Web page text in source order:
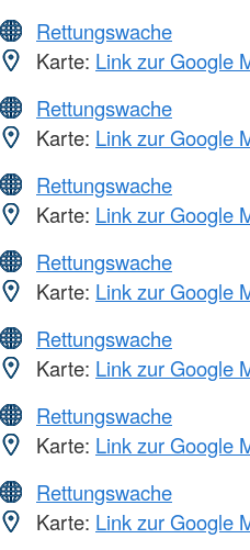
Rettungswache
Karte: Link zur Google
Rettungswache
Karte: Link zur Google
Rettungswache
Karte: Link zur Google
Rettungswache
Karte: Link zur Google
Rettungswache
Karte: Link zur Google
Rettungswache
Karte: Link zur Google
Rettungswache
Karte: Link zur Google